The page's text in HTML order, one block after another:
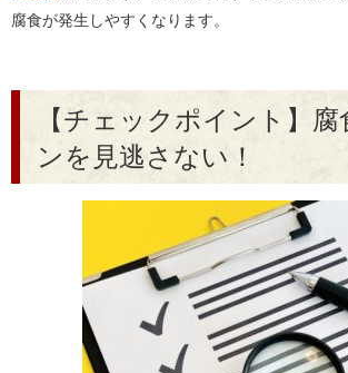
腐食が発生しやすくなります。
【チェックポイント】腐
ンを見逃さない！